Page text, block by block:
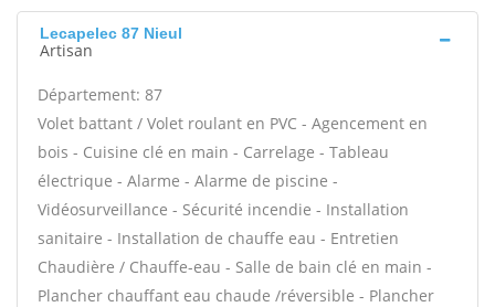
Lecapelec 87 Nieul
Artisan
Département: 87
Volet battant / Volet roulant en PVC - Agencement en
bois - Cuisine clé en main - Carrelage - Tableau
électrique - Alarme - Alarme de piscine -
Vidéosurveillance - Sécurité incendie - Installation
sanitaire - Installation de chauffe eau - Entretien
Chaudière / Chauffe-eau - Salle de bain clé en main -
Plancher chauffant eau chaude /réversible - Plancher